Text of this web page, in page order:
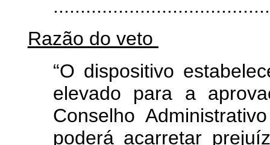
Razão do veto
“O dispositivo
elevado para a
Conselho
poderá acarretar